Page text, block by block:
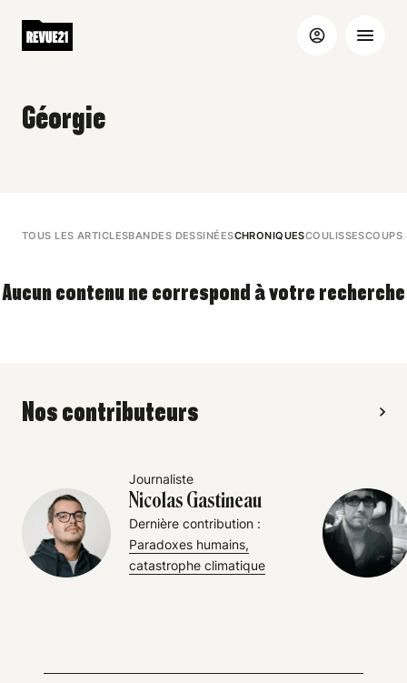
Géorgie
TOUS LES ARTICLESBANDES DESSINÉESCHRONIQUESCOULISSESCOUPS
Aucun contenu ne correspond à votre recherche
Nos contributeurs
Journaliste
Nicolas Gastineau
Dernière contribution :
Paradoxes humains,
catastrophe climatique